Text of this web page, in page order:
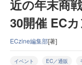
近の年末商
30開催 EC
ECzine編集部[著]
イベント EC／通販